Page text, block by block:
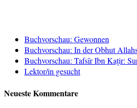
Buchvorschau: Gewonnen
Buchvorschau: In der Obhut
Buchvorschau: Tafsīr Ibn Kaṯir:
Lektor/in gesucht
Neueste Kommentare